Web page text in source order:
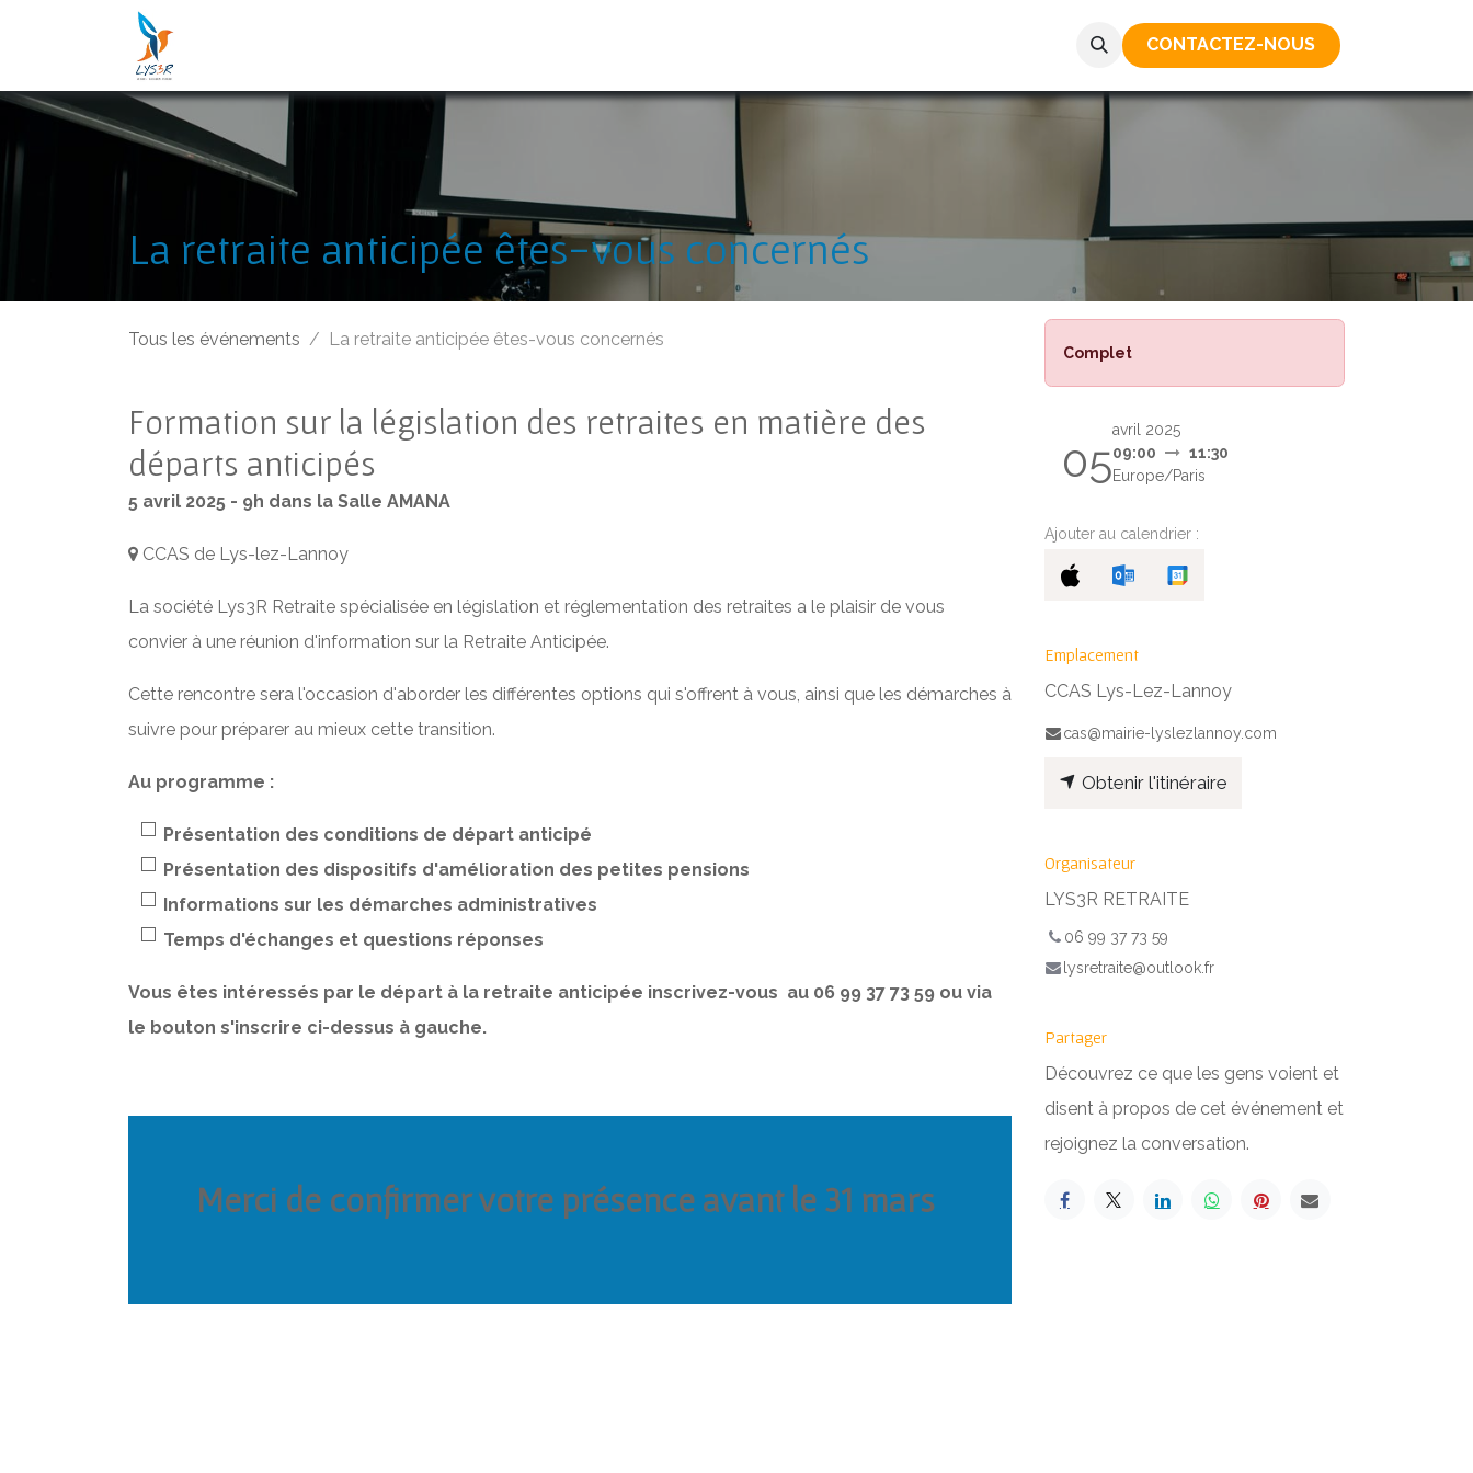
Se rendre au contenu
CONTACTEZ-NOUS​​​​​​
La retraite anticipée êtes-vous concernés
Tous les événements La retraite anticipée êtes-vous concernés
Formation sur la législation des retraites en matière des
départs anticipés
5 avril 2025 - 9h dans la Salle AMANA
CCAS de Lys-lez-Lannoy
La société Lys3R Retraite spécialisée en législation et réglementation des retraites a le plaisir de vous
convier à une réunion d'information sur la Retraite Anticipée.
Cette rencontre sera l'occasion d'aborder les différentes options qui s'offrent à vous, ainsi que les démarches à
suivre pour préparer au mieux cette transition.
Au programme :
Présentation des conditions de départ anticipé
Présentation des dispositifs d'amélioration des petites pensions
Informations sur les démarches administratives
Temps d'échanges et questions réponses
Vous êtes intéressés par le départ à la retraite anticipée inscrivez-vous au 06 99 37 73 59 ou via
le bouton s'inscrire ci-dessus à gauche.
Merci de confirmer votre présence avant le 31 mars
Complet
05
avril 2025
09:00
11:30
Europe/Paris
Ajouter au calendrier :
Emplacement
CCAS Lys-Lez-Lannoy
cas@mairie-lyslezlannoy.com
Obtenir l'itinéraire
Organisateur
LYS3R RETRAITE
06 99 37 73 59
lysretraite@outlook.fr
Partager
Découvrez ce que les gens voient et
disent à propos de cet événement et
rejoignez la conversation.